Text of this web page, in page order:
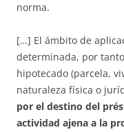
norma.
[…] El ámbito de
determinada, por
hipotecado (parcela,
naturaleza física o
por el destino del
actividad ajena a la